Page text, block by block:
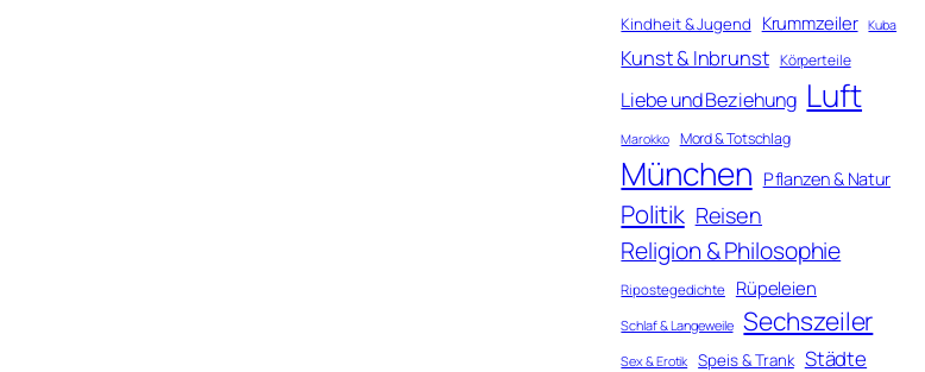
Kindheit & Jugend Krummzeiler Kuba
Kunst & Inbrunst Körperteile
Liebe und Beziehung Luft
Marokko Mord & Totschlag
München Pflanzen & Natur
Politik Reisen
Religion & Philosophie
Ripostegedichte Rüpeleien
Schlaf & Langeweile Sechszeiler
Sex & Erotik Speis & Trank Städte